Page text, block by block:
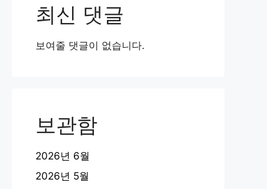
최신 댓글
보여줄 댓글이 없습니다.
보관함
2026년 6월
2026년 5월